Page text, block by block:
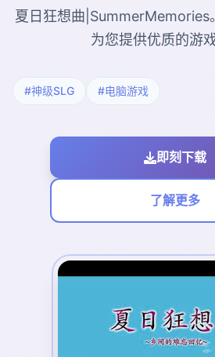
夏日狂想曲|SummerMemories
为您提供优质的游戏
#神级SLG #电脑游戏
即刻下载
了解更多